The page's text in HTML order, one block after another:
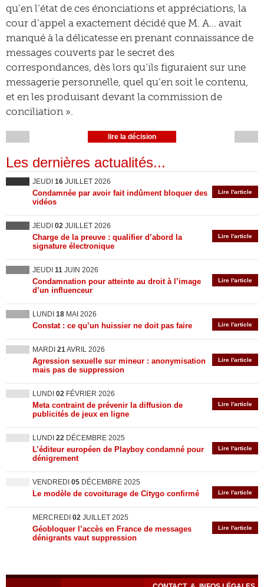
qu’en l’état de ces énonciations et appréciations, la
cour d’appel a exactement décidé que M. A… avait
manqué à la délicatesse en prenant connaissance de
messages couverts par le secret des
correspondances, dès lors qu’ils figuraient sur une
messagerie personnelle, quel qu’en soit le contenu,
et en les produisant devant la commission de
conciliation ».
lire la décision
Les dernières actualités...
JEUDI 16 JUILLET 2026
Lire l'article
Condamnée par avoir fait indûment bloquer des
vidéos
JEUDI 02 JUILLET 2026
Lire l'article
Charge de la preuve : qualifier d’abord la
signature électronique
JEUDI 11 JUIN 2026
Lire l'article
Condamnation pour atteinte au droit à l’image
d’un influenceur
LUNDI 18 MAI 2026
Lire l'article
Constat : ce qu’un huissier ne doit pas faire
MARDI 21AVRIL 2026
Lire l'article
Agression sexuelle sur mineur : anonymisation
mais pas de suppression
LUNDI 02 FÉVRIER 2026
Lire l'article
Meta contraint de prévenir la diffusion de
publicités de jeux en ligne
LUNDI 22 DÉCEMBRE 2025
Lire l'article
L’éditeur européen de Playboy condamné pour
dénigrement
VENDREDI 05 DÉCEMBRE 2025
Lire l'article
Le modèle de covoiturage de Citygo confirmé
MERCREDI 02 JUILLET 2025
Lire l'article
Géobloquer l’accès en France de messages
dénigrants vaut suppression